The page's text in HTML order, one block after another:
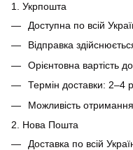
1. Укрпошта
Доступна по всій
Відправка
Орієнтовна вартість
Термін доставки: 2–4
Можливість отримання
2. Нова Пошта
Доставка по всій